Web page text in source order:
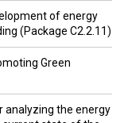
of energy
(Package C2.2.11)
Green
analyzing the energy